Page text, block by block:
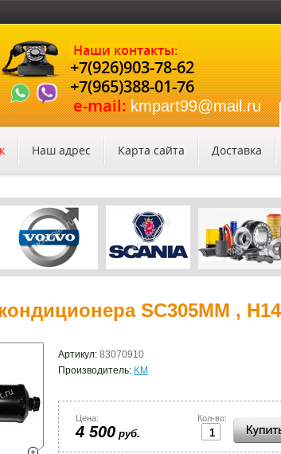
Наши контакты:
+7(926)903-78-62
+7(965)388-01-76
e-mail: kmpart99@mail.ru
Наш адрес Карта сайта Доставка
SC305MM ,
Артикул: 83070910
Производитель: KM
Кол-во:
Цена:
4 500 руб.